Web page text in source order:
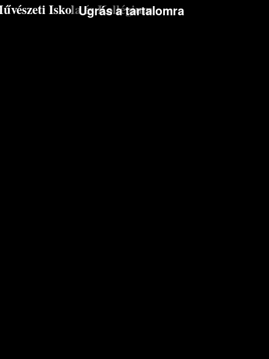
Ugrás a tartalomra
Iskola és Kollégium